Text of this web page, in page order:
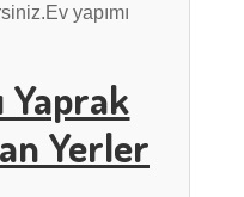
yapımı
Yaprak
Yerler